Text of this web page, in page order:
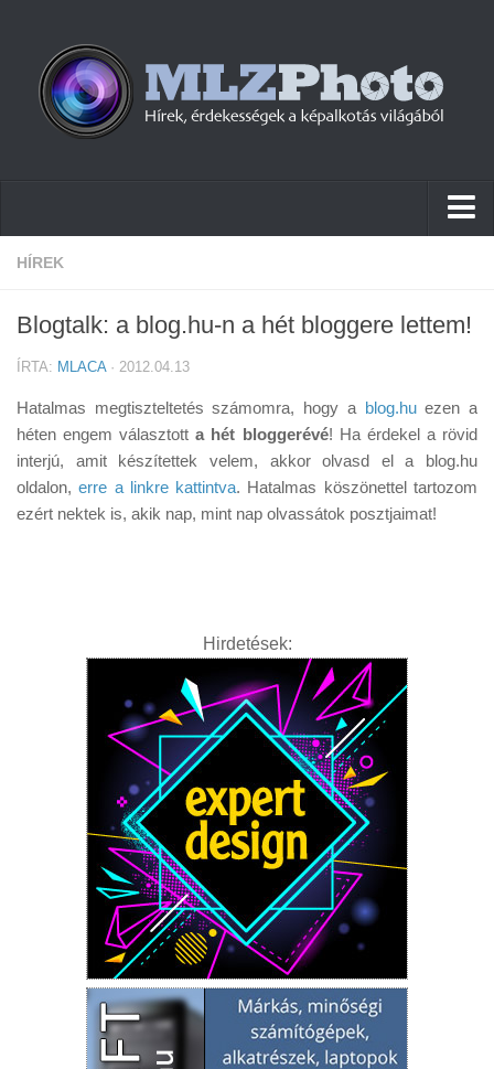
Hírek
Cikkek
Firmware
Tudástár
Tanácsok
HÍREK
Blogtalk: a blog.hu-n a hét bloggere lettem!
ÍRTA: MLACA· 2012.04.13
Hatalmas megtiszteltetés számomra, hogy a blog.huezen a
héten engem választotta hét bloggerévé! Ha érdekel a rövid
interjú, amit készítettek velem, akkor olvasd el a blog.hu
oldalon,erre a linkre kattintva. Hatalmas köszönettel tartozom
ezért nektek is, akik nap, mint nap olvassátok posztjaimat!
Hirdetések: